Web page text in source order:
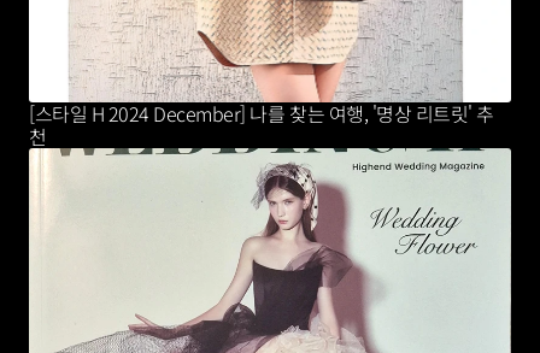
[스타일 H 2024 December] 나를 찾는 여행, '명상 리트릿' 추
천